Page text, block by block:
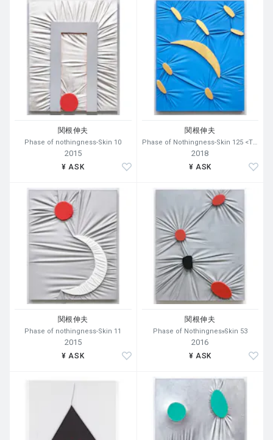
関根伸夫
Phase of nothingness-Skin 10
2015
¥ ASK
関根伸夫
Phase of Nothingness-Skin 125 <The Moon on the Water>
2018
¥ ASK
関根伸夫
Phase of nothingness-Skin 11
2015
¥ ASK
関根伸夫
Phase of Nothingness̶Skin 53
2016
¥ ASK